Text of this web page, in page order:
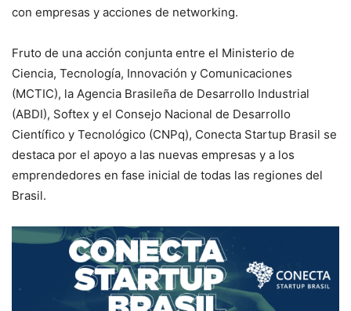
con empresas y acciones de networking.
Fruto de una acción conjunta entre el Ministerio de
Ciencia, Tecnología, Innovación y Comunicaciones
(MCTIC), la Agencia Brasileña de Desarrollo Industrial
(ABDI), Softex y el Consejo Nacional de Desarrollo
Científico y Tecnológico (CNPq), Conecta Startup Brasil se
destaca por el apoyo a las nuevas empresas y a los
emprendedores en fase inicial de todas las regiones del
Brasil.